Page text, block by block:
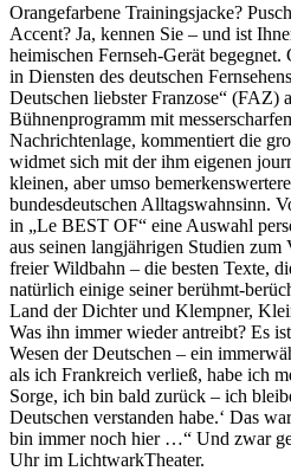
Orangefarbene Trainingsjacke?
Accent? Ja, kennen Sie – und ist
heimischen Fernseh-Gerät
in Diensten des deutschen
Deutschen liebster Franzose“ (FAZ)
Bühnenprogramm mit
Nachrichtenlage, kommentiert die
widmet sich mit der ihm eigenen
kleinen, aber umso
bundesdeutschen Alltagswahnsinn.
in „Le BEST OF“ eine Auswahl
aus seinen langjährigen Studien zum
freier Wildbahn – die besten Texte,
natürlich einige seiner berühmt-
Land der Dichter und Klempner,
Was ihn immer wieder antreibt? Es
Wesen der Deutschen – ein
als ich Frankreich verließ, habe ich
Sorge, ich bin bald zurück – ich
Deutschen verstanden habe.‘ Das
bin immer noch hier …“ Und zwar
Uhr im LichtwarkTheater.